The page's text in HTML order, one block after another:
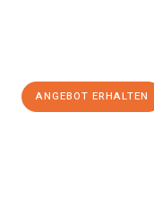
ANGEBOT ERHALTEN